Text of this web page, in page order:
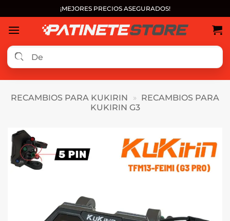
al
contenido
¡MEJORES PRECIOS ASEGURADOS!
RECAMBIOS PARA KUKIRIN » RECAMBIOS PARA
KUKIRIN G3